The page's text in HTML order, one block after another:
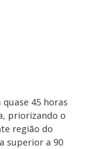
45 horas
priorizando o
região do
superior a 90